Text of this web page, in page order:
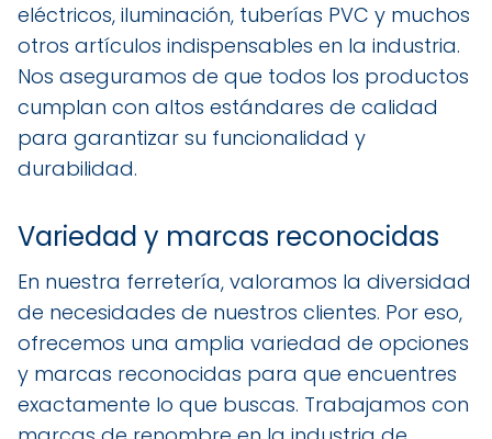
eléctricos, iluminación, tuberías PVC y muchos
otros artículos indispensables en la industria.
Nos aseguramos de que todos los productos
cumplan con altos estándares de calidad
para garantizar su funcionalidad y
durabilidad.
Variedad y marcas reconocidas
En nuestra ferretería, valoramos la diversidad
de necesidades de nuestros clientes. Por eso,
ofrecemos una amplia variedad de opciones
y marcas reconocidas para que encuentres
exactamente lo que buscas. Trabajamos con